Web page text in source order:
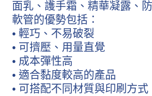
面乳、護手霜、精華凝露、
軟管的優勢包括：
• 輕巧、不易破裂
• 可擠壓、用量直覺
• 成本彈性高
• 適合黏度較高的產品
• 可搭配不同材質與印刷方